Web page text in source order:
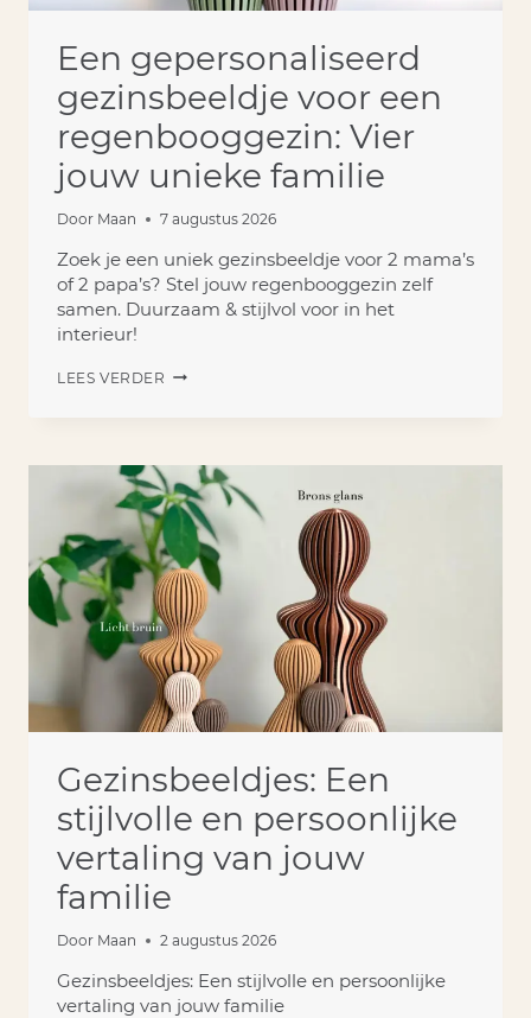
Een gepersonaliseerd
gezinsbeeldje voor een
regenbooggezin: Vier
jouw unieke familie
Door Maan 7 augustus 2026
Zoek je een uniek gezinsbeeldje voor 2 mama’s
of 2 papa’s? Stel jouw regenbooggezin zelf
samen. Duurzaam & stijlvol voor in het
interieur!
LEES VERDER EEN
REGENBOOGGEZIN:
VIER
JOUW
UNIEKE
FAMILIE
Gezinsbeeldjes: Een
stijlvolle en persoonlijke
vertaling van jouw
familie
Door Maan 2 augustus 2026
Gezinsbeeldjes: Een stijlvolle en persoonlijke
vertaling van jouw familie